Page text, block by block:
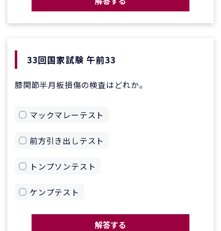
33回国家試験 午前33
膝関節半月板損傷の検査はどれか。
マックマレーテスト
前方引き出しテスト
トンプソンテスト
ケンプテスト
解答する